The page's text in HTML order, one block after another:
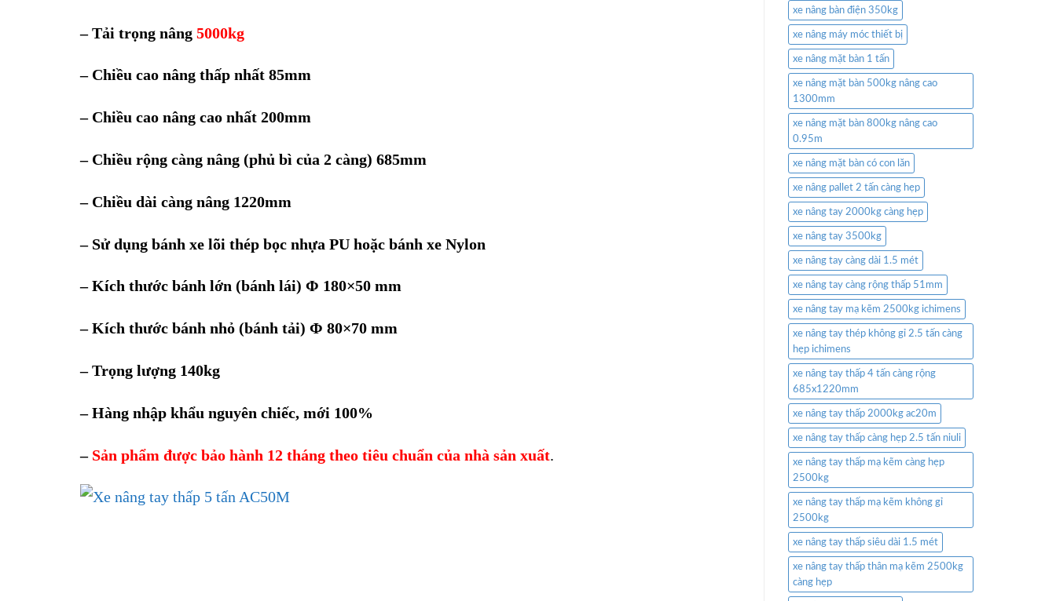
– Tải trọng nâng 5000kg
– Chiều cao nâng thấp nhất 85mm
– Chiều cao nâng cao nhất 200mm
– Chiều rộng càng nâng (phủ bì của 2 càng) 685mm
– Chiều dài càng nâng 1220mm
– Sử dụng bánh xe lõi thép bọc nhựa PU hoặc bánh xe Nylon
– Kích thước bánh lớn (bánh lái) Φ 180×50 mm
– Kích thước bánh nhỏ (bánh tải) Φ 80×70 mm
– Trọng lượng 140kg
– Hàng nhập khẩu nguyên chiếc, mới 100%
– Sản phẩm được bảo hành 12 tháng theo tiêu chuẩn của nhà sản xuất.
xe nâng bàn điện 350kg
xe nâng máy móc thiết bị
xe nâng mặt bàn 1 tấn
xe nâng mặt bàn 500kg nâng cao
1300mm
xe nâng mặt bàn 800kg nâng cao
0.95m
xe nâng mặt bàn có con lăn
xe nâng pallet 2 tấn càng hẹp
xe nâng tay 2000kg càng hẹp
xe nâng tay 3500kg
xe nâng tay càng dài 1.5 mét
xe nâng tay càng rộng thấp 51mm
xe nâng tay mạ kẽm 2500kg ichimens
xe nâng tay thép không gỉ 2.5 tấn càng
hẹp ichimens
xe nâng tay thấp 4 tấn càng rộng
685x1220mm
xe nâng tay thấp 2000kg ac20m
xe nâng tay thấp càng hẹp 2.5 tấn niuli
xe nâng tay thấp mạ kẽm càng hẹp
2500kg
xe nâng tay thấp mạ kẽm không gỉ
2500kg
xe nâng tay thấp siêu dài 1.5 mét
xe nâng tay thấp thân mạ kẽm 2500kg
càng hẹp